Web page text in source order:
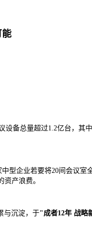
能
备总量超过1.2亿台，
企业若要将20间会议
产浪费。
与沉淀，于"成者12年 战略